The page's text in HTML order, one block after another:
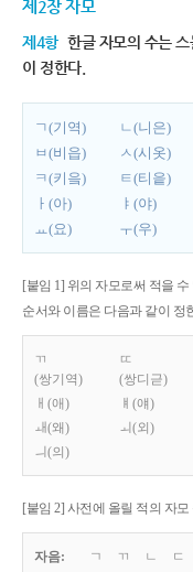
제2장 자모
제4항 한글 자모의 수는
이 정한다.
ㄱ(기역) ㄴ(니은)
ㅂ(비읍)
ㅅ(시옷)
ㅋ(키읔)
ㅌ(티읕)
ㅏ(아)
ㅑ(야)
ㅛ(요)
ㅜ(우)
[붙임 1] 위의 자모로써 적을
순서와 이름은 다음과 같이 정
ㄲ
(쌍기역)
ㄸ
(쌍디귿)
ㅐ(애)
ㅒ(얘)
ㅙ(왜)
ㅚ(외)
ㅢ(의)
[붙임 2] 사전에 올릴 적의 자
자음: ㄱ ㄲ ㄴ ㄷ